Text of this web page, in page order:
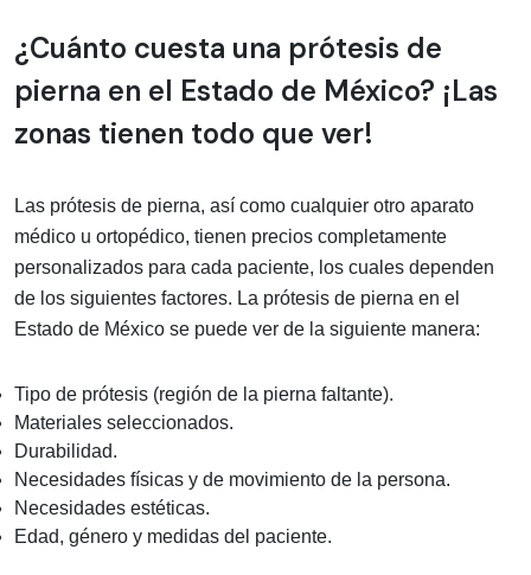
¿Cuánto cuesta una prótesis de
pierna en el Estado de México? ¡Las
zonas tienen todo que ver!
Las prótesis de pierna, así como cualquier otro aparato
médico u ortopédico, tienen precios completamente
personalizados para cada paciente, los cuales dependen
de los siguientes factores. La prótesis de pierna en el
Estado de México se puede ver de la siguiente manera:
Tipo de prótesis (región de la pierna faltante).
Materiales seleccionados.
Durabilidad.
Necesidades físicas y de movimiento de la persona.
Necesidades estéticas.
Edad, género y medidas del paciente.